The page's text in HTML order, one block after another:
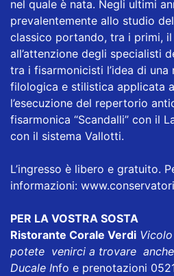
nel quale è nata. Negli ultimi
prevalentemente allo studio
classico portando, tra i primi,
all’attenzione degli specialisti
tra i fisarmonicisti l’idea di una
filologica e stilistica applicata
l’esecuzione del repertorio
fisarmonica “Scandalli” con il
con il sistema Vallotti.
L’ingresso è libero e gratuito.
informazioni:
PER LA VOSTRA SOSTA
Ristorante Corale Verdi
potete venirci a trovare
Ducale Info e prenotazioni